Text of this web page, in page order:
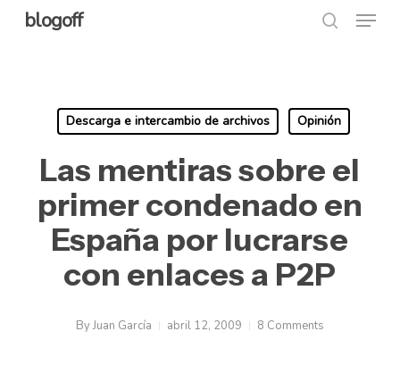
Skipblogoff Menu
Descarga e intercambio de archivos Opinión
Las mentiras sobre el
primer condenado en
España por lucrarse
con enlaces a P2P
ByJuan García abril 12, 2009 8 Comments